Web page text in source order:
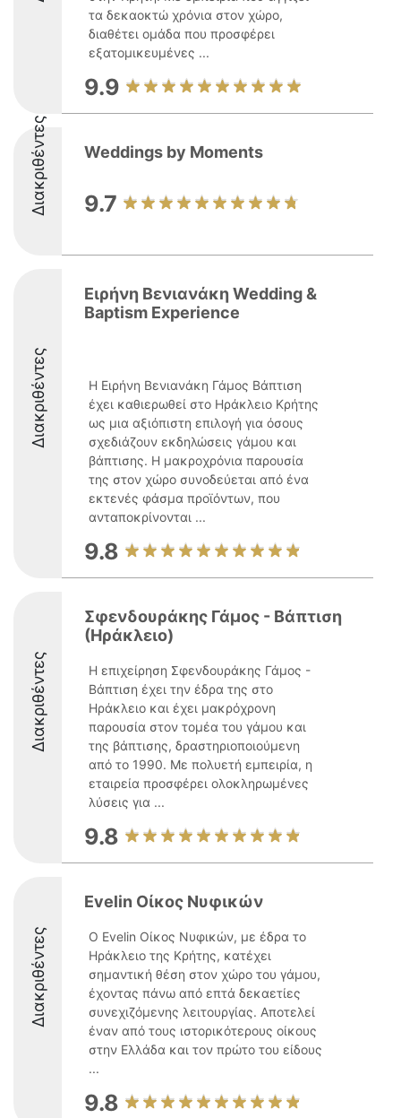
τα δεκαοκτώ χρόνια στον χώρο,
διαθέτει ομάδα που προσφέρει
εξατομικευμένες ...
9.9
Διακριθέντες Weddings by Moments
9.7
Διακριθέντες
Ειρήνη Βενιανάκη Wedding &
Baptism Experience
Η Ειρήνη Βενιανάκη Γάμος Βάπτιση
έχει καθιερωθεί στο Ηράκλειο Κρήτης
ως μια αξιόπιστη επιλογή για όσους
σχεδιάζουν εκδηλώσεις γάμου και
βάπτισης. Η μακροχρόνια παρουσία
της στον χώρο συνοδεύεται από ένα
εκτενές φάσμα προϊόντων, που
ανταποκρίνονται ...
9.8
Διακριθέντες
Σφενδουράκης Γάμος - Βάπτιση
(Ηράκλειο)
Η επιχείρηση Σφενδουράκης Γάμος -
Βάπτιση έχει την έδρα της στο
Ηράκλειο και έχει μακρόχρονη
παρουσία στον τομέα του γάμου και
της βάπτισης, δραστηριοποιούμενη
από το 1990. Με πολυετή εμπειρία, η
εταιρεία προσφέρει ολοκληρωμένες
λύσεις για ...
9.8
Διακριθέντες
Evelin Οίκος Νυφικών
Ο Evelin Οίκος Νυφικών, με έδρα το
Ηράκλειο της Κρήτης, κατέχει
σημαντική θέση στον χώρο του γάμου,
έχοντας πάνω από επτά δεκαετίες
συνεχιζόμενης λειτουργίας. Αποτελεί
έναν από τους ιστορικότερους οίκους
στην Ελλάδα και τον πρώτο του είδους
...
9.8